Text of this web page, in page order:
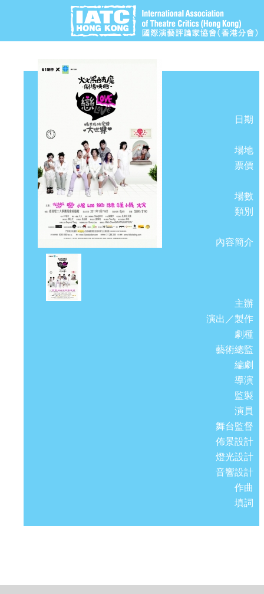
日期
場地
票價
場數
類別
內容簡介
主辦
演出／製作
劇種
藝術總監
編劇
導演
監製
演員
舞台監督
佈景設計
燈光設計
音響設計
作曲
填詞